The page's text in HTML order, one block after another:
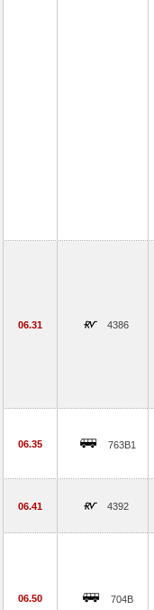
06.31 4386
06.35 763B1
06.41 4392
06.50 704B